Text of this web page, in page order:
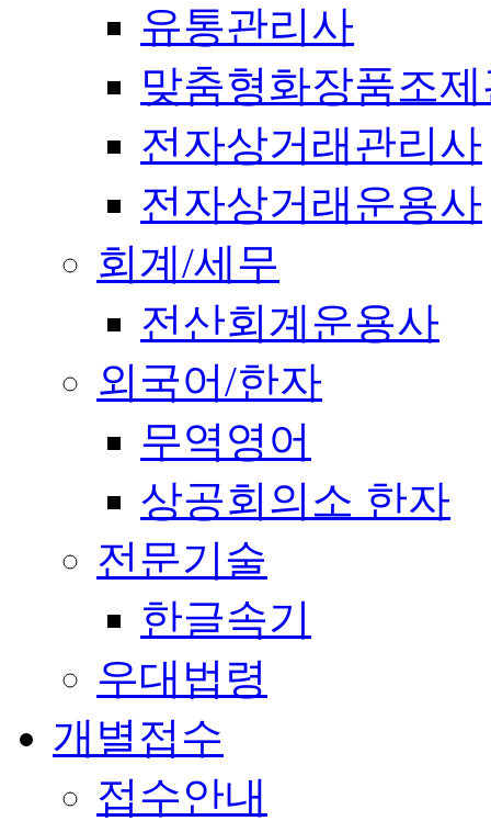
유통관리사
맞춤형화장품조
전자상거래관리사
전자상거래운용사
회계/세무
전산회계운용사
외국어/한자
무역영어
상공회의소 한자
전문기술
한글속기
우대법령
개별접수
접수안내